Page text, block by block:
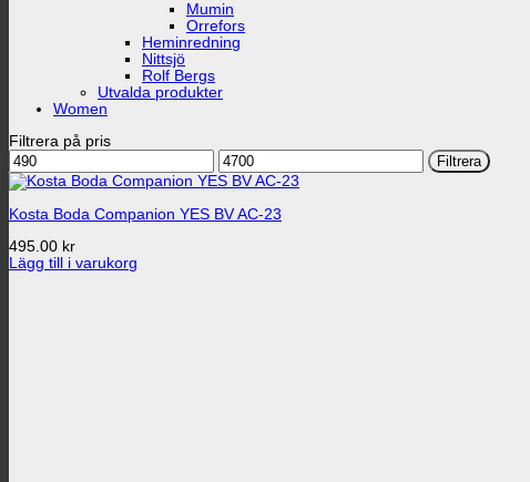
Mumin
Orrefors
Heminredning
Nittsjö
Rolf Bergs
Utvalda produkter
Women
Filtrera på pris
Min
pris
Max
pris
Filtrera
Kosta Boda Companion YES BV AC-23
495.00 kr
Lägg till i varukorg